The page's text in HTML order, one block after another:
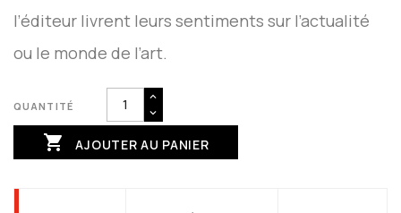
l’éditeur livrent leurs sentiments sur l’actualité
ou le monde de l’art.
QUANTITÉ
 AJOUTER AU PANIER